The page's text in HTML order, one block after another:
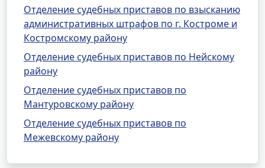
Отделение судебных приставов по взысканию
административных штрафов по г. Костроме и
Костромскому району
Отделение судебных приставов по Нейскому
району
Отделение судебных приставов по
Мантуровскому району
Отделение судебных приставов по
Межевскому району